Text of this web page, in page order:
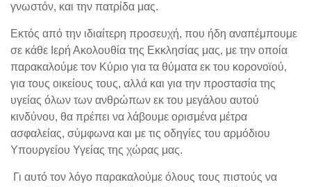
γνωστόν, και την πατρίδα μας.
Εκτός από την ιδιαίτερη προσευχή, που ήδη αναπέμπουμε
σε κάθε Ιερή Ακολουθία της Εκκλησίας μας, με την οποία
παρακαλούμε τον Κύριο για τα θύματα εκ του κορονοϊού,
για τους οικείους τους, αλλά και για την προστασία της
υγείας όλων των ανθρώπων εκ του μεγάλου αυτού
κινδύνου, θα πρέπει να λάβουμε ορισμένα μέτρα
ασφαλείας, σύμφωνα και με τις οδηγίες του αρμόδιου
Υπουργείου Υγείας της χώρας μας.
Γι αυτό τον λόγο παρακαλούμε όλους τους πιστούς να